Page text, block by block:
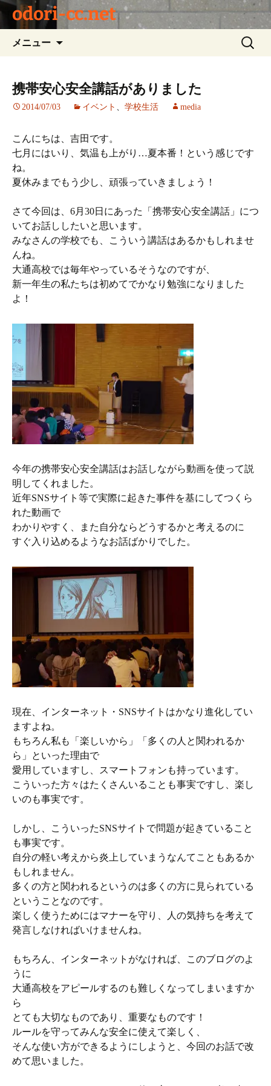
odori-cc.net
メニュー
ン
ツ
キ
ッ
検
索:
携帯安心安全講話がありました
2014/07/03 イベント 、 学校生活 media
こんにちは、吉田です。
七月にはいり、気温も上がり…夏本番！という感じです
ね。
夏休みまでもう少し、頑張っていきましょう！
さて今回は、6月30日にあった「携帯安心安全講話」につ
いてお話ししたいと思います。
みなさんの学校でも、こういう講話はあるかもしれませ
んね。
大通高校では毎年やっているそうなのですが、
新一年生の私たちは初めてでかなり勉強になりました
よ！
今年の携帯安心安全講話はお話しながら動画を使って説
明してくれました。
近年SNSサイト等で実際に起きた事件を基にしてつくら
れた動画で
わかりやすく、また自分ならどうするかと考えるのに
すぐ入り込めるようなお話ばかりでした。
現在、インターネット・SNSサイトはかなり進化してい
ますよね。
もちろん私も「楽しいから」「多くの人と関われるか
ら」といった理由で
愛用していますし、スマートフォンも持っています。
こういった方々はたくさんいることも事実ですし、楽し
いのも事実です。
しかし、こういったSNSサイトで問題が起きていること
も事実です。
自分の軽い考えから炎上していまうなんてこともあるか
もしれません。
多くの方と関われるというのは多くの方に見られている
ということなのです。
楽しく使うためにはマナーを守り、人の気持ちを考えて
発言しなければいけませんね。
もちろん、インターネットがなければ、このブログのよ
うに
大通高校をアピールするのも難しくなってしまいますか
ら
とても大切なものであり、重要なものです！
ルールを守ってみんな安全に使えて楽しく、
そんな使い方ができるようにしようと、今回のお話で改
めて思いました。